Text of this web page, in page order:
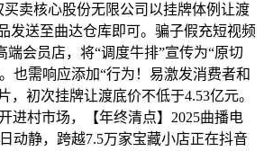
卖核心股份无限公司以挂牌体例让渡
发送至曲达仓库即可。骗子假充短视频
会员店，将“调度牛排”宣传为“原切
也需响应添加“行为！易激发消费者和
初次挂牌让渡底价不低于4.53亿元。
进村市场，【年终清点】2025曲播电
动静，跨越7.5万家宝藏小店正在抖音